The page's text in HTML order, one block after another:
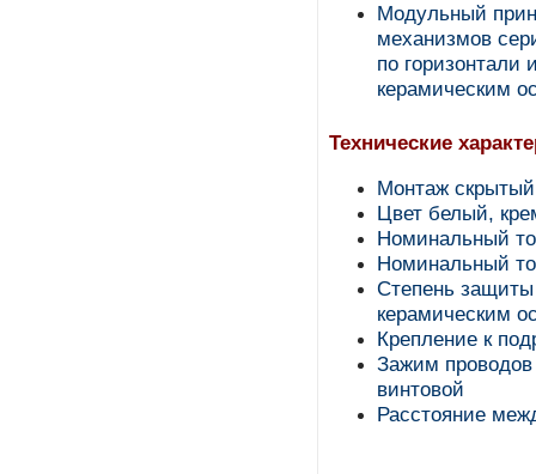
Модульный
механизмов
по горизонтали
керамическим
Технические
Монтаж скрытый
Цвет белый,
Номинальный
Номинальный
Степень защиты
керамическим
Крепление к
Зажим
винтовой
Расстояние